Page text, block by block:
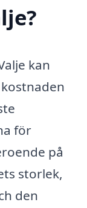
kan
för
på
storlek,
den